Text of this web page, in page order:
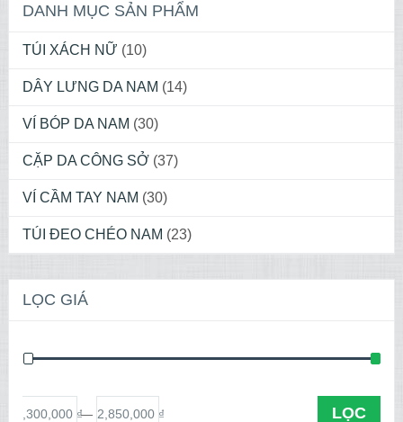
DANH MỤC SẢN PHẨM
TÚI XÁCH NỮ (10)
DÂY LƯNG DA NAM (14)
VÍ BÓP DA NAM (30)
CẶP DA CÔNG SỞ (37)
VÍ CẦM TAY NAM (30)
TÚI ĐEO CHÉO NAM (23)
LỌC GIÁ
LỌC
1,300,000 ₫— 2,850,000 ₫